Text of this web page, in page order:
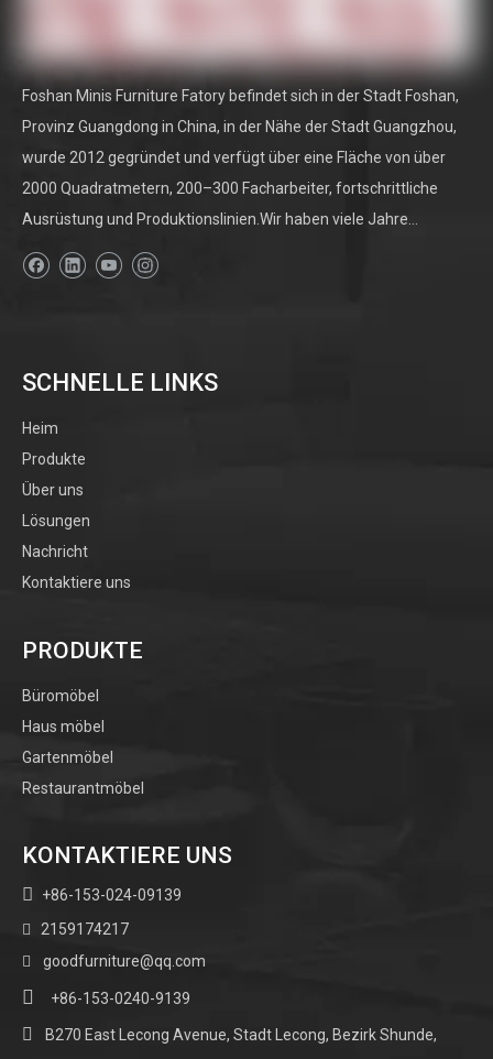
Foshan Minis Furniture Fatory befindet sich in der Stadt Foshan,
Provinz Guangdong in China, in der Nähe der Stadt Guangzhou,
wurde 2012 gegründet und verfügt über eine Fläche von über
2000 Quadratmetern, 200–300 Facharbeiter, fortschrittliche
Ausrüstung und Produktionslinien.Wir haben viele Jahre...
SCHNELLE LINKS
Heim
Produkte
Über uns
Lösungen
Nachricht
Kontaktiere uns
PRODUKTE
Büromöbel
Haus möbel
Gartenmöbel
Restaurantmöbel
KONTAKTIERE UNS
 +86-153-024-09139
 2159174217
 goodfurniture@qq.com
 +86-153-0240-9139

B270 East Lecong Avenue, Stadt Lecong, Bezirk Shunde,